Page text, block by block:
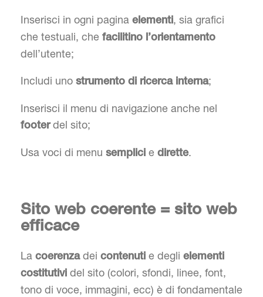
Inserisci in ogni pagina elementi, sia grafici
che testuali, che facilitino l’orientamento
dell’utente;
Includi uno strumento di ricerca interna;
Inserisci il menu di navigazione anche nel
footerdel sito;
Usa voci di menu semplici e dirette.
Sito web coerente = sito web
efficace
La coerenzadei contenuti e degli elementi
costitutivi del sito (colori, sfondi, linee, font,
tono di voce, immagini, ecc) è di fondamentale